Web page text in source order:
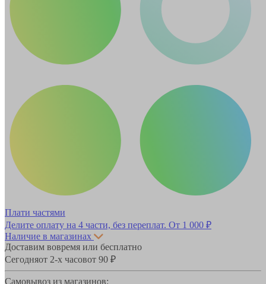
Плати частями
Делите оплату на 4 части, без переплат. От 1 000 ₽
Наличие в магазинах
Доставим вовремя или бесплатно
Сегодняот 2-х часовот 90 ₽
Самовывоз из магазинов: